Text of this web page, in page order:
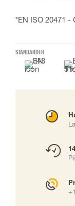
*EN ISO 20471 -
STANDARDER